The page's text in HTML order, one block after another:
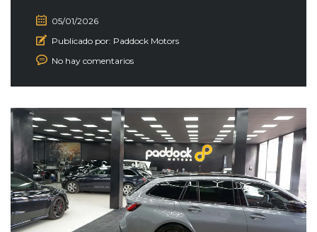
05/01/2026
Publicado por: Paddock Motors
No hay comentarios